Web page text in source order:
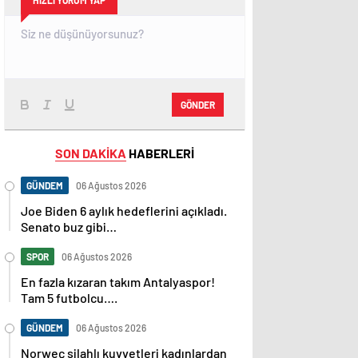
GÖNDER
SON DAKİKA HABERLERİ
GÜNDEM 06 Ağustos 2026
Joe Biden 6 aylık hedeflerini açıkladı.
Senato buz gibi…
SPOR 06 Ağustos 2026
En fazla kızaran takım Antalyaspor!
Tam 5 futbolcu….
GÜNDEM 06 Ağustos 2026
Norweç silahlı kuvvetleri kadınlardan